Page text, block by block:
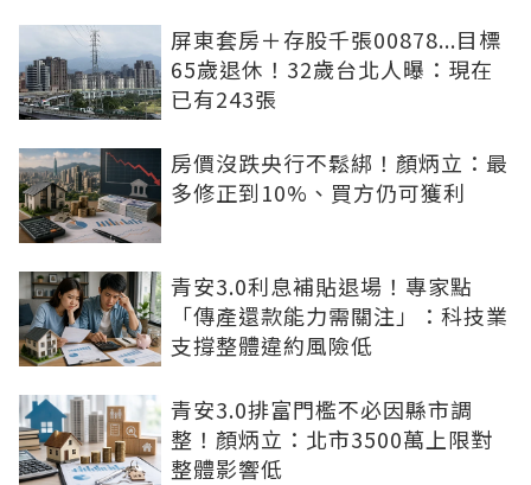
屏東套房＋存股千張00878...目標
65歲退休！32歲台北人曝：現在
已有243張
房價沒跌央行不鬆綁！顏炳立：最
多修正到10%、買方仍可獲利
青安3.0利息補貼退場！專家點
「傳產還款能力需關注」：科技業
支撐整體違約風險低
青安3.0排富門檻不必因縣市調
整！顏炳立：北市3500萬上限對
整體影響低